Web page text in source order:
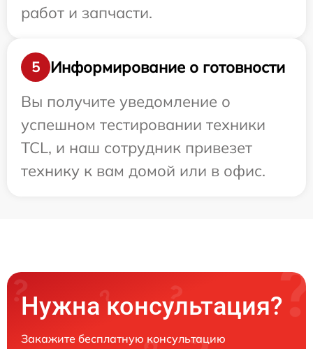
работ и запчасти.
5
Информирование о готовности
Вы получите уведомление о
успешном тестировании техники
TCL, и наш сотрудник привезет
технику к вам домой или в офис.
Нужна консультация?
Закажите бесплатную консультацию